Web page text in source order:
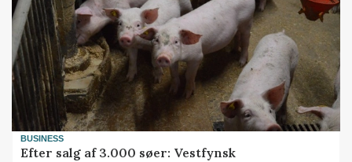
BUSINESS
Efter salg af 3.000 søer: Vestfynsk